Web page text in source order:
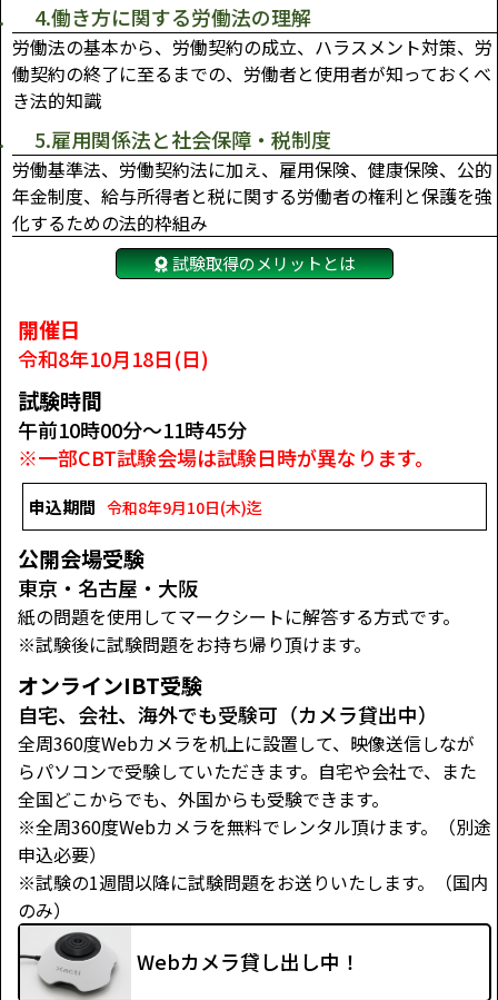
4.働き方に関する労働法の理解
労働法の基本から、労働契約の成立、ハラスメント対策、労
働契約の終了に至るまでの、労働者と使用者が知っておくべ
き法的知識
5.雇用関係法と社会保障・税制度
労働基準法、労働契約法に加え、雇用保険、健康保険、公的
年金制度、給与所得者と税に関する労働者の権利と保護を強
化するための法的枠組み
試験取得のメリットとは
開催日
令和8年10月18日(日)
試験時間
午前10時00分～11時45分
※一部CBT試験会場は試験日時が異なります。
申込期間 令和8年9月10日(木)迄
公開会場受験
東京・名古屋・大阪
紙の問題を使用してマークシートに解答する方式です。
※試験後に試験問題をお持ち帰り頂けます。
オンラインIBT受験
自宅、会社、海外でも受験可（カメラ貸出中）
全周360度Webカメラを机上に設置して、映像送信しなが
らパソコンで受験していただきます。自宅や会社で、また
全国どこからでも、外国からも受験できます。
※全周360度Webカメラを無料でレンタル頂けます。（別途
申込必要）
※試験の1週間以降に試験問題をお送りいたします。（国内
のみ）
Webカメラ貸し出し中！